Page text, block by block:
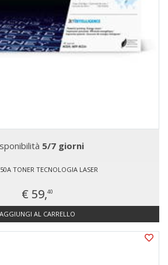
5/7 giorni
TONER TECNOLOGIA LASER
€ 59,40
AGGIUNGI AL CARRELLO